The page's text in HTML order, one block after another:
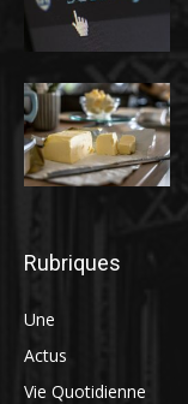
Rubriques
Une
Actus
Vie Quotidienne